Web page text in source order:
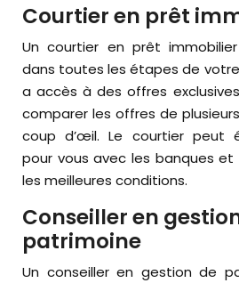
Courtier en prêt
Un courtier en prêt
dans toutes les étapes de
a accès à des offres
comparer les offres de
coup d’œil. Le courtier peut
pour vous avec les banques
les meilleures conditions.
Conseiller en
patrimoine
Un conseiller en gestion de